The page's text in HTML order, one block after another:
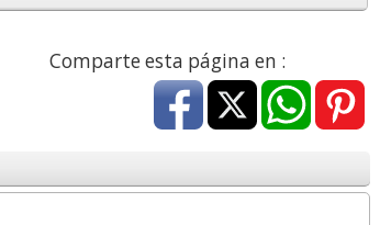
Comparte esta página en :